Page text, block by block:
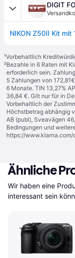
DIGIT
NIKON Z50II Kit
¹Vorbehaltlich
²Bezahle in 6 Raten mit
erforderlich sein.
5 Zahlungen von
6 Monate. TIN 13,27%
36,84 €. Gilt nur für in
Vorbehaltlich der
Höchstbetrag abhängig
AB (publ), Sveavägen
Bedingungen und
https://www.klarna.com/
Ähnliche
Wir haben eine
interessant sein